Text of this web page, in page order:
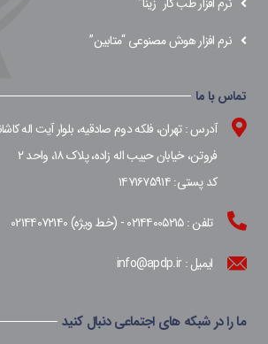
نرم افزار هوش مصنوعی “متابین”
تماس با ما
آدرس : تهران، فلکه دوم صادقیه، بلوار آیت اله
فروتن، خیابان حبیب اله زاده، پلاک ۱۸، واحد ۲
کد پستی: ۱۴۷۱۶۷۵۹۱۴
تلفن : ۰۲۱۴۴۰۰۵۲۱۵ - (خط ویژه) ۰۲۱۴۴۰۷۲۱۴۰
ایمیل : info@apdp.ir
ما را در شبکه های اجتماعی دنبال کنید